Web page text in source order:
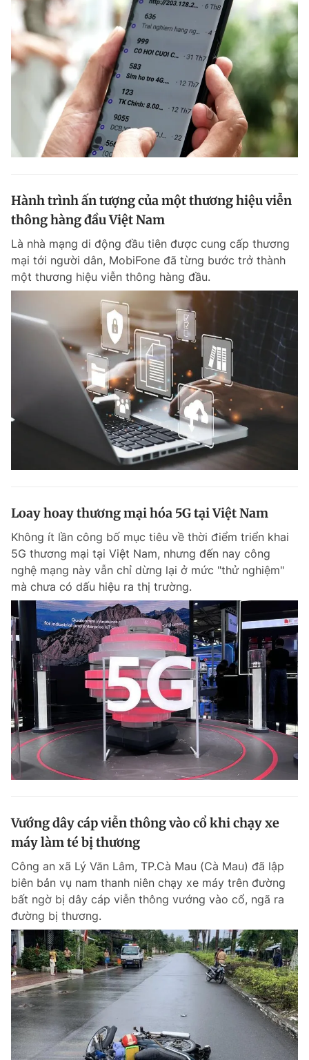
Hành trình ấn tượng của một thương hiệu viễn
thông hàng đầu Việt Nam
Là nhà mạng di động đầu tiên được cung cấp thương
mại tới người dân, MobiFone đã từng bước trở thành
một thương hiệu viễn thông hàng đầu.
Loay hoay thương mại hóa 5G tại Việt Nam
Không ít lần công bố mục tiêu về thời điểm triển khai
5G thương mại tại Việt Nam, nhưng đến nay công
nghệ mạng này vẫn chỉ dừng lại ở mức "thử nghiệm"
mà chưa có dấu hiệu ra thị trường.
Vướng dây cáp viễn thông vào cổ khi chạy xe
máy làm té bị thương
Công an xã Lý Văn Lâm, TP.Cà Mau (Cà Mau) đã lập
biên bản vụ nam thanh niên chạy xe máy trên đường
bất ngờ bị dây cáp viễn thông vướng vào cổ, ngã ra
đường bị thương.